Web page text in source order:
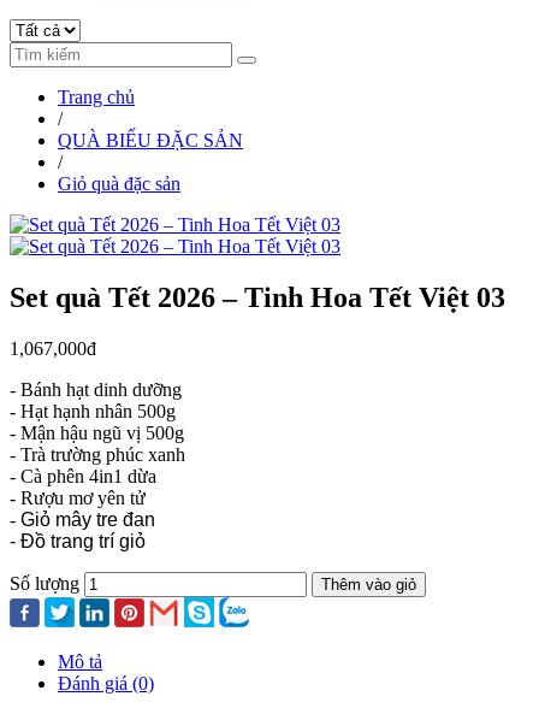
Trang chủ
/
QUÀ BIẾU ĐẶC SẢN
/
Giỏ quà đặc sản
Set quà Tết 2026 – Tinh Hoa Tết Việt 03
1,067,000đ
- Bánh hạt dinh dưỡng
- Hạt hạnh nhân 500g
- Mận hậu ngũ vị 500g
- Trà trường phúc xanh
- Cà phên 4in1 dừa
- Rượu mơ yên tử
- Giỏ mây tre đan
- Đồ trang trí giỏ
Số lượng Thêm vào giỏ
Mô tả
Đánh giá (0)